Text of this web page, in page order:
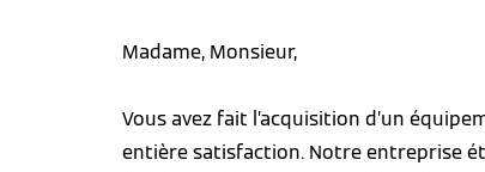
Madame, Monsieur,
Vous avez fait l’acquisition d’un
entière satisfaction. Notre entreprise